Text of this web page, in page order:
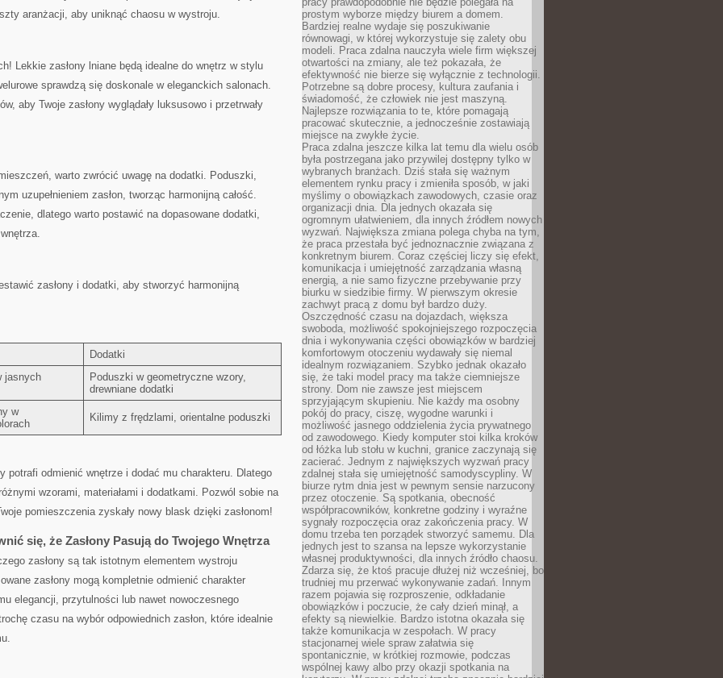
aranżacji, aby uniknąć chaosu⁢ w wystroju.
Lekkie zasłony lniane będą idealne do wnętrz w stylu
sprawdzą się doskonale ⁣w eleganckich salonach.
aby ⁢Twoje zasłony wyglądały⁣ luksusowo i przetrwały
warto zwrócić uwagę na dodatki. ‌Poduszki,
uzupełnieniem⁢ zasłon, tworząc ⁣harmonijną całość.
dlatego warto postawić na dopasowane dodatki,
zasłony i dodatki, ‌aby stworzyć harmonijną
Dodatki
jasnych
Poduszki w geometryczne wzory,
drewniane dodatki
w
Kilimy z frędzlami, orientalne poduszki
potrafi odmienić wnętrze i dodać mu charakteru. Dlatego
wzorami, materiałami i dodatkami. Pozwól sobie⁤ na
pomieszczenia zyskały nowy blask dzięki zasłonom!
się, ​że Zasłony ​Pasują do⁣ Twojego‌ Wnętrza
zasłony są tak istotnym elementem wystroju
zasłony mogą kompletnie odmienić charakter
elegancji, ⁤przytulności lub nawet nowoczesnego
czasu ⁣na wybór odpowiednich‍ zasłon,‍ które idealnie
prostym wyborze między biurem a domem.
Bardziej realne wydaje się poszukiwanie
równowagi, w której wykorzystuje się zalety obu
modeli. Praca zdalna nauczyła wiele firm większej
otwartości na zmiany, ale też pokazała, że
efektywność nie bierze się wyłącznie z technologii.
Potrzebne są dobre procesy, kultura zaufania i
świadomość, że człowiek nie jest maszyną.
Najlepsze rozwiązania to te, które pomagają
pracować skutecznie, a jednocześnie zostawiają
miejsce na zwykłe życie.
Praca zdalna jeszcze kilka lat temu dla wielu osób
była postrzegana jako przywilej dostępny tylko w
wybranych branżach. Dziś stała się ważnym
elementem rynku pracy i zmieniła sposób, w jaki
myślimy o obowiązkach zawodowych, czasie oraz
organizacji dnia. Dla jednych okazała się
ogromnym ułatwieniem, dla innych źródłem nowych
wyzwań. Największa zmiana polega chyba na tym,
że praca przestała być jednoznacznie związana z
konkretnym biurem. Coraz częściej liczy się efekt,
komunikacja i umiejętność zarządzania własną
energią, a nie samo fizyczne przebywanie przy
biurku w siedzibie firmy. W pierwszym okresie
zachwyt pracą z domu był bardzo duży.
Oszczędność czasu na dojazdach, większa
swoboda, możliwość spokojniejszego rozpoczęcia
dnia i wykonywania części obowiązków w bardziej
komfortowym otoczeniu wydawały się niemal
idealnym rozwiązaniem. Szybko jednak okazało
się, że taki model pracy ma także ciemniejsze
strony. Dom nie zawsze jest miejscem
sprzyjającym skupieniu. Nie każdy ma osobny
pokój do pracy, ciszę, wygodne warunki i
możliwość jasnego oddzielenia życia prywatnego
od zawodowego. Kiedy komputer stoi kilka kroków
od łóżka lub stołu w kuchni, granice zaczynają się
zacierać. Jednym z największych wyzwań pracy
zdalnej stała się umiejętność samodyscypliny. W
biurze rytm dnia jest w pewnym sensie narzucony
przez otoczenie. Są spotkania, obecność
współpracowników, konkretne godziny i wyraźne
sygnały rozpoczęcia oraz zakończenia pracy. W
domu trzeba ten porządek stworzyć samemu. Dla
jednych jest to szansa na lepsze wykorzystanie
własnej produktywności, dla innych źródło chaosu.
Zdarza się, że ktoś pracuje dłużej niż wcześniej, bo
trudniej mu przerwać wykonywanie zadań. Innym
razem pojawia się rozproszenie, odkładanie
obowiązków i poczucie, że cały dzień minął, a
efekty są niewielkie. Bardzo istotna okazała się
także komunikacja w zespołach. W pracy
stacjonarnej wiele spraw załatwia się
spontanicznie, w krótkiej rozmowie, podczas
wspólnej kawy albo przy okazji spotkania na